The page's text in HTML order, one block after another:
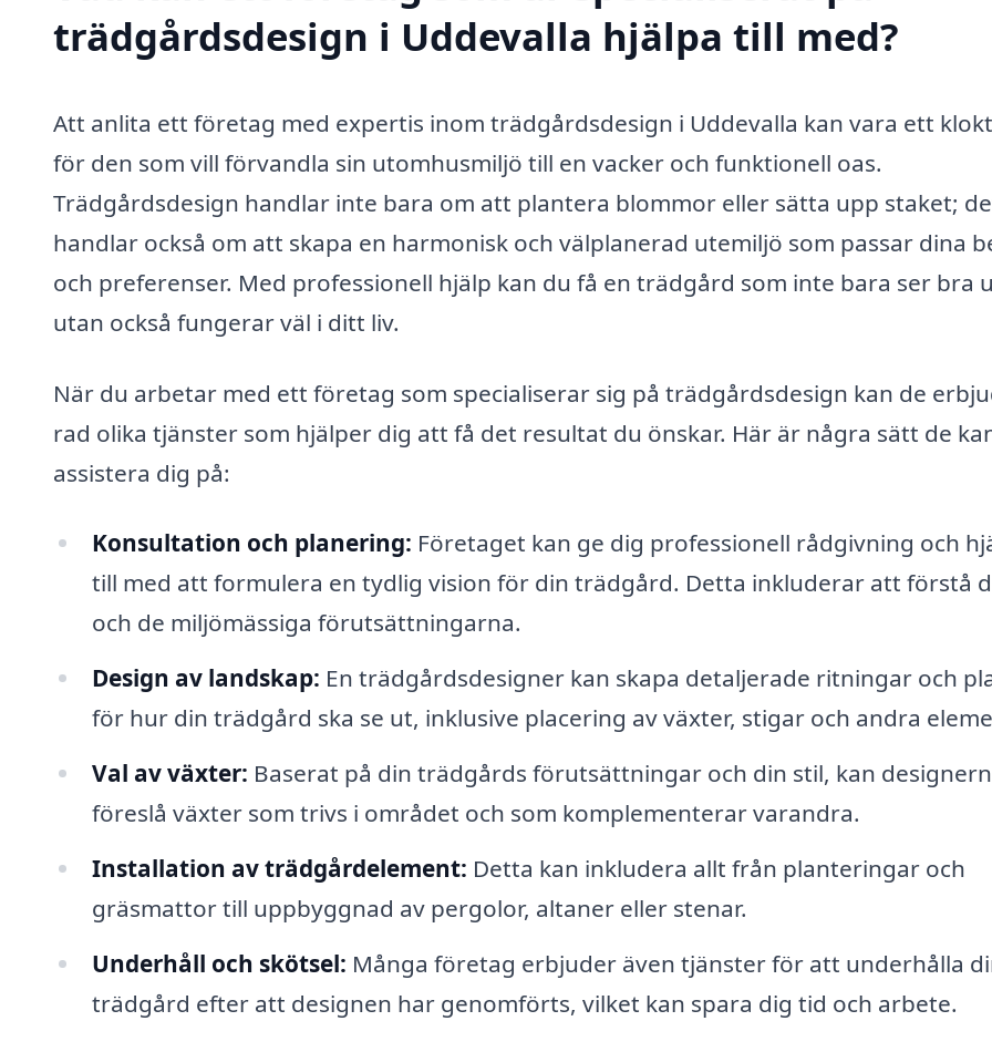
trädgårdsdesign i Uddevalla hjälpa till med?
Att anlita ett företag med expertis inom trädgårdsdesign i Uddevalla kan vara ett
för den som vill förvandla sin utomhusmiljö till en vacker och funktionell oas.
Trädgårdsdesign handlar inte bara om att plantera blommor eller sätta upp staket;
handlar också om att skapa en harmonisk och välplanerad utemiljö som passar dina
och preferenser. Med professionell hjälp kan du få en trädgård som inte bara ser bra
utan också fungerar väl i ditt liv.
När du arbetar med ett företag som specialiserar sig på trädgårdsdesign kan de
rad olika tjänster som hjälper dig att få det resultat du önskar. Här är några sätt de
assistera dig på:
Konsultation och planering: Företaget kan ge dig professionell rådgivning och
till med att formulera en tydlig vision för din trädgård. Detta inkluderar att förstå
och de miljömässiga förutsättningarna.
Design av landskap: En trädgårdsdesigner kan skapa detaljerade ritningar och
för hur din trädgård ska se ut, inklusive placering av växter, stigar och andra
Val av växter: Baserat på din trädgårds förutsättningar och din stil, kan designern
föreslå växter som trivs i området och som komplementerar varandra.
Installation av trädgårdelement: Detta kan inkludera allt från planteringar och
gräsmattor till uppbyggnad av pergolor, altaner eller stenar.
Underhåll och skötsel: Många företag erbjuder även tjänster för att underhålla
trädgård efter att designen har genomförts, vilket kan spara dig tid och arbete.